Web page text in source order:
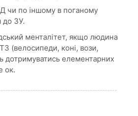
чи по іншому в поганому
до ЗУ.
менталітет, якщо людина
(велосипеди, коні, вози,
дотримуватись елементарних
ок.